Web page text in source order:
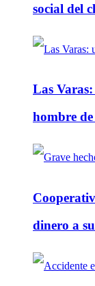
social del
Las
hombre
dinero a